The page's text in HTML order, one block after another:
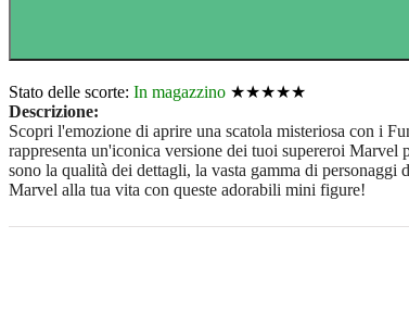
Stato delle scorte: In magazzino ★★★★★
Descrizione:
Scopri l'emozione di aprire una scatola misteriosa con i
rappresenta un'iconica versione dei tuoi supereroi
sono la qualità dei dettagli, la vasta gamma di
Marvel alla tua vita con queste adorabili mini figure!